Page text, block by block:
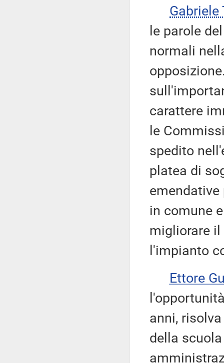
Gabriele
le parole
normali
carattere
le
spedito
platea di
in comune
migliorare
l'impianto
Ettore
anni,
della